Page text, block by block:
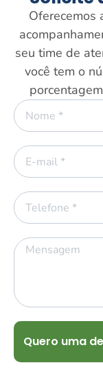
Oferecemos
seu time de
você tem o
Quero uma